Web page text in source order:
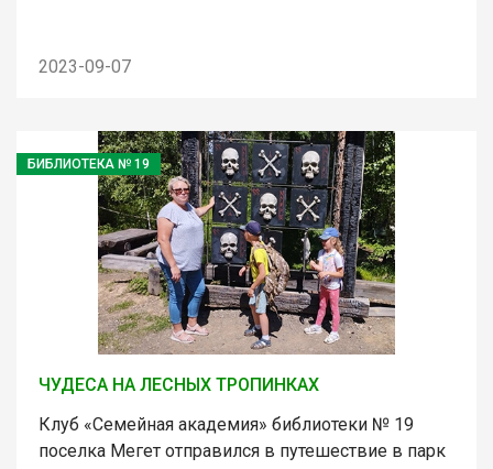
2023-09-07
БИБЛИОТЕКА № 19
ЧУДЕСА НА ЛЕСНЫХ ТРОПИНКАХ
Клуб «Семейная академия» библиотеки № 19
поселка Мегет отправился в путешествие в парк